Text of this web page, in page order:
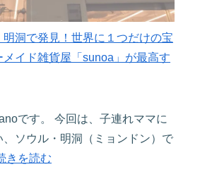
申
請
徹
底
園
児
が
し
ゃ
明洞で発見！世界に１つだけの宝
イド雑貨屋「sunoa」が最高す
です。 今回は、子連れママに
ソウル・明洞（ミョンドン）で
きを読む